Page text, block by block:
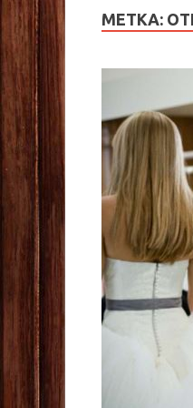
МЕТКА: